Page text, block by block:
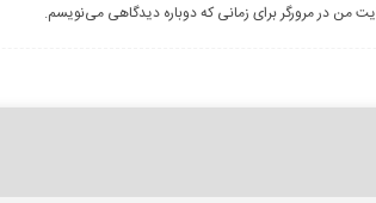
من در مرورگر برای زمانی که دوباره دیدگاهی می‌نویسم.